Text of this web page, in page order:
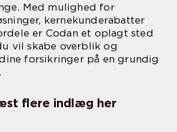
Med mulighed for
kernekunderabatter
er Codan et oplagt sted
vil skabe overblik og
forsikringer på en grundig
flere indlæg her